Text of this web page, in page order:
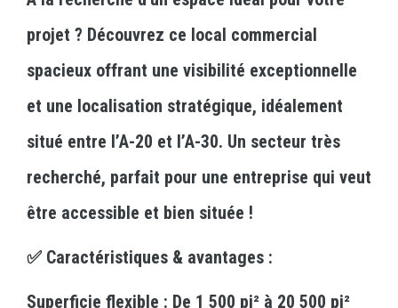
projet ? Découvrez ce local commercial
spacieux offrant une visibilité exceptionnelle
et une localisation stratégique, idéalement
situé entre l’A-20 et l’A-30. Un secteur très
recherché, parfait pour une entreprise qui veut
être accessible et bien située !
✅ Caractéristiques & avantages :
Superficie flexible : De 1 500 pi² à 20 500 pi²